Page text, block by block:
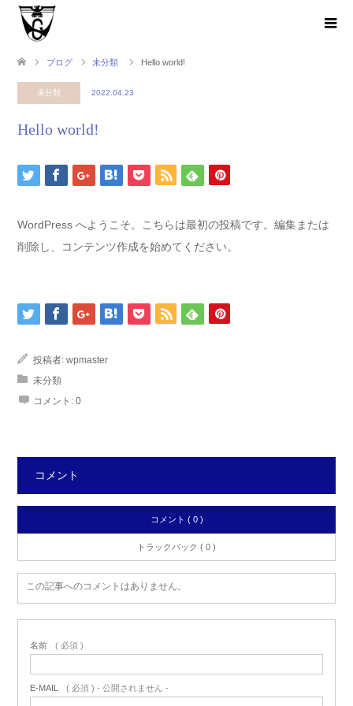
ブログ 未分類 Hello world!
未分類 2022.04.23
Hello world!
WordPress へようこそ。こちらは最初の投稿です。編集または
削除し、コンテンツ作成を始めてください。
投稿者: wpmaster
未分類
コメント: 0
コメント
コメント ( 0 )
トラックバック ( 0 )
この記事へのコメントはありません。
名前 ( 必須 )
E-MAIL ( 必須 ) - 公開されません -